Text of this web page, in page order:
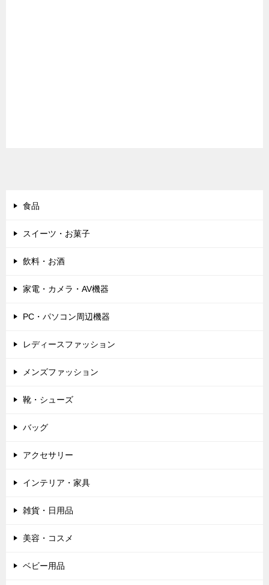
食品
スイーツ・お菓子
飲料・お酒
家電・カメラ・AV機器
PC・パソコン周辺機器
レディースファッション
メンズファッション
靴・シューズ
バッグ
アクセサリー
インテリア・家具
雑貨・日用品
美容・コスメ
ベビー用品